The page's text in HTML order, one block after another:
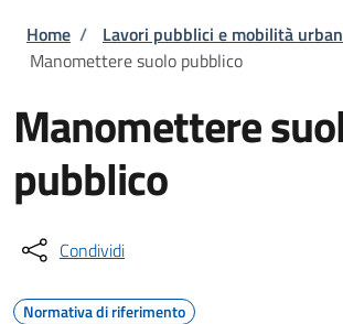
Briciole di pane
Home / Lavori pubblici e mobilità
Manomettere suolo pubblico
Manomettere
pubblico
Condividi
Normativa di riferimento